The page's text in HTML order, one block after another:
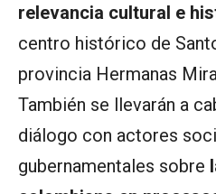
relevancia cultural e
centro histórico de
provincia Hermanas
También se llevarán a
diálogo con actores
gubernamentales sobre